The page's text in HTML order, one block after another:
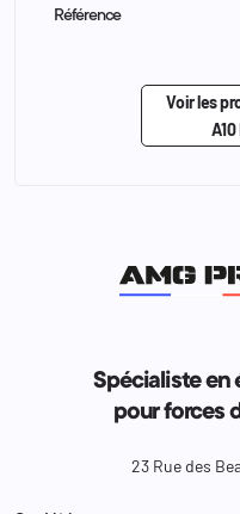
Référence
Voir les
Spécialiste
pour forces
23 Rue des